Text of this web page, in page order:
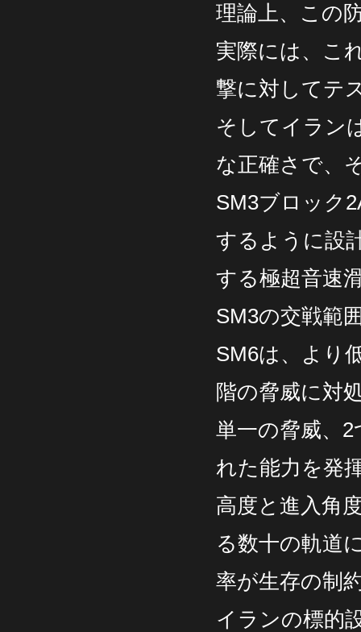
理論上、この
実際には、こ
撃に対してテ
そしてイラン
な正確さで、
SM3ブロック
するように設
する極超音速
SM3の交戦範
SM6は、より
階の脅威に対
単一の脅威、
れた能力を発
高度と進入角
る数十の軌道
率が生存の制
イランの標的